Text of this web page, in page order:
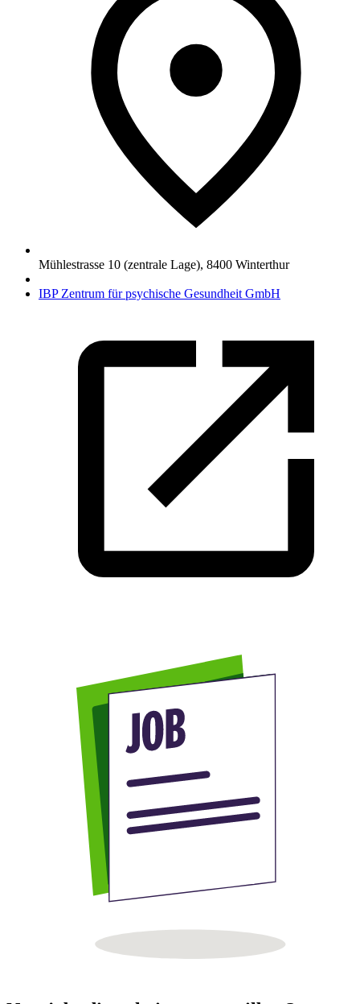
Mühlestrasse 10 (zentrale Lage), 8400 Winterthur
IBP Zentrum für psychische Gesundheit GmbH